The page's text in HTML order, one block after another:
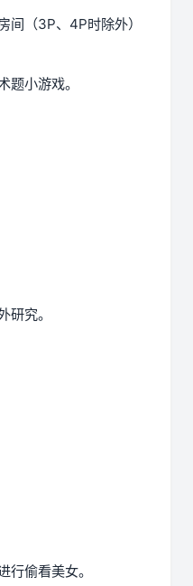
间（3P、4P时除外）
题小游戏。
研究。
行偷看美女。